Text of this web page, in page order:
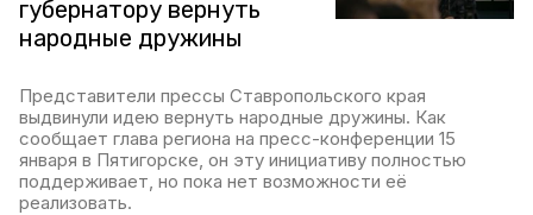
губернатору вернуть
народные дружины
Представители прессы Ставропольского края
выдвинули идею вернуть народные дружины. Как
сообщает глава региона на пресс-конференции 15
января в Пятигорске, он эту инициативу полностью
поддерживает, но пока нет возможности её
реализовать.